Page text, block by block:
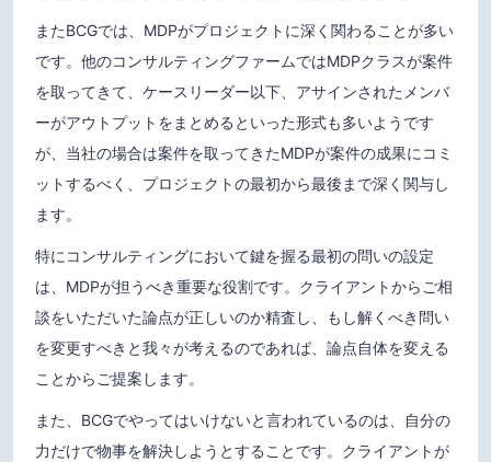
またBCGでは、MDPがプロジェクトに深く関わることが多い
です。他のコンサルティングファームではMDPクラスが案件
を取ってきて、ケースリーダー以下、アサインされたメンバ
ーがアウトプットをまとめるといった形式も多いようです
が、当社の場合は案件を取ってきたMDPが案件の成果にコミ
ットするべく、プロジェクトの最初から最後まで深く関与し
ます。
特にコンサルティングにおいて鍵を握る最初の問いの設定
は、MDPが担うべき重要な役割です。クライアントからご相
談をいただいた論点が正しいのか精査し、もし解くべき問い
を変更すべきと我々が考えるのであれば、論点自体を変える
ことからご提案します。
また、BCGでやってはいけないと言われているのは、自分の
力だけで物事を解決しようとすることです。クライアントが